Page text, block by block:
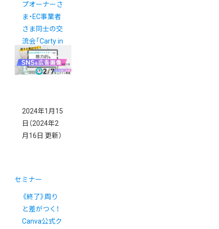
プオーナーさ
ま・EC事業者
さま同士の交
流会「Carty in
鹿児島」
2024年1月15
日 （2024年2
月16日 更新）
セミナー
《終了》周り
と差がつく！
Canva公式ク